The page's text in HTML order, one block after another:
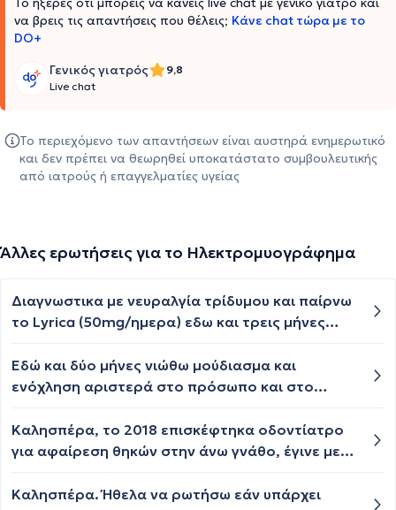
να βρεις τις απαντήσεις που θέλεις; Κάνε chat τώρα με το
DO+
Γενικός γιατρός
9,8
Live chat
Το περιεχόμενο των απαντήσεων είναι αυστηρά ενημερωτικό
και δεν πρέπει να θεωρηθεί υποκατάστατο συμβουλευτικής
από ιατρούς ή επαγγελματίες υγείας
Άλλες ερωτήσεις για το Ηλεκτρομυογράφημα
Διαγνωστικα με νευραλγία τρίδυμου και παίρνω
το Lyrica (50mg/ημερα) εδω και τρεις μήνες
στη βάση του της κεφαλής μου και δεν
μπορουσα να αγγίξω ούτε το δέρμα στην
υπάρχει. Ειναι αιτία της νευραλγίας που έχω;
Έχω κάνει μαγνητική εγκεφάλου, αξονική, και
ανησυχητικό.
Εδώ και δύο μήνες νιώθω μούδιασμα και
ενόχληση αριστερά στο πρόσωπο και στο
αυχενικό για το οποίο κάνω φυσικοθεραπεία
τελικά είναι σοκ το αυχενικό ή από τη
Καλησπέρα, το 2018 επισκέφτηκα οδοντίατρο
για αφαίρεση θηκών στην άνω γνάθο, έγινε με
χτυπούσε επίμονα τις θήκες κ από τότε
Καλησπέρα. Ήθελα να ρωτήσω εάν υπάρχει